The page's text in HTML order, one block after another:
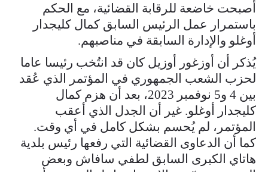
أصبحت خاضعة للرقابة القضائية، مع الحكم
باستمرار عمل الرئيس السابق كمال كليجدار
أوغلو والإدارة السابقة في مناصبهم.
يُذكر أن أوزغور أوزيل كان قد انتُخب رئيسا عاما
لحزب الشعب الجمهوري في المؤتمر الذي عُقد
بين 4 و5 نوفمبر 2023، بعد أن هزم كمال
كليجدار أوغلو. غير أن الجدل الذي أعقب
المؤتمر، لم يُحسم بشكل كامل في أي وقت.
كما أن الدعاوى القضائية التي رفعها رئيس بلدية
هاتاي الكبرى السابق لطفي سافاش وبعض